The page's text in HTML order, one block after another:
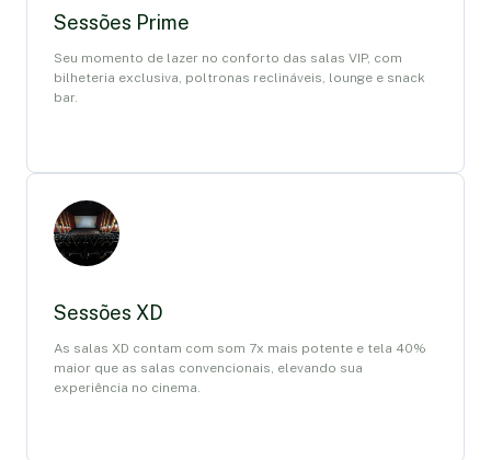
Sessões Prime
Seu momento de lazer no conforto das salas VIP, com
bilheteria exclusiva, poltronas reclináveis, lounge e snack
bar.
Sessões XD
As salas XD contam com som 7x mais potente e tela 40%
maior que as salas convencionais, elevando sua
experiência no cinema.